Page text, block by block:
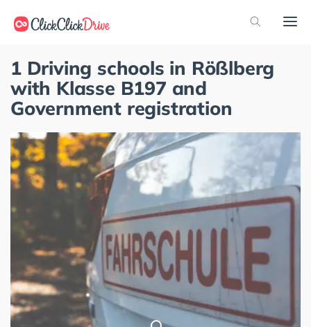
1 Driving schools in Rößlberg
with Klasse B197 and
Government registration